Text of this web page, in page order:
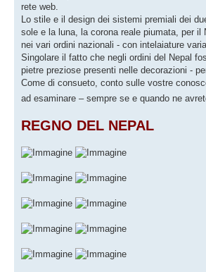
rete web.
Lo stile e il design dei sistemi premiali dei
sole e la luna, la corona reale piumata, per
nei vari ordini nazionali - con intelaiature
Singolare il fatto che negli ordini del Nepal
pietre preziose presenti nelle decorazioni -
Come di consueto, conto sulle vostre
ad esaminare – sempre se e quando ne
REGNO DEL NEPAL